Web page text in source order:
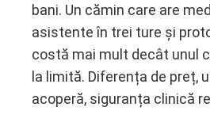
bani. Un cămin care are
asistente în trei ture și
costă mai mult decât unul
la limită. Diferența de preț,
acoperă, siguranța clinică